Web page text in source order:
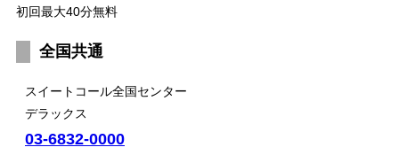
初回最大40分無料
全国共通
スイートコール全国センター
デラックス
03-6832-0000